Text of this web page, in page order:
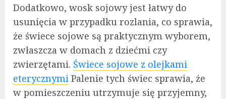
Dodatkowo, wosk sojowy jest łatwy do
usunięcia w przypadku rozlania, co sprawia,
że świece sojowe są praktycznym wyborem,
zwłaszcza w domach z dziećmi czy
zwierzętami. Świece sojowe z olejkami
eterycznymi Palenie tych świec sprawia, że
w pomieszczeniu utrzymuje się przyjemny,